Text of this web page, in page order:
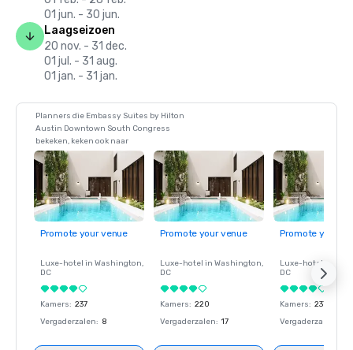
01 jun. - 30 jun.
Laagseizoen
20 nov. - 31 dec.
01 jul. - 31 aug.
01 jan. - 31 jan.
Planners die Embassy Suites by Hilton
Austin Downtown South Congress
bekeken, keken ook naar
Promote your venue
Luxe-hotel in Washington,
DC
Kamers: 237
Vergaderzalen: 8
Promote your venue
Luxe-hotel in Washington,
DC
Kamers: 220
Vergaderzalen: 17
Promote your
Luxe-hotel in
DC
Kamers: 237
Vergaderzalen